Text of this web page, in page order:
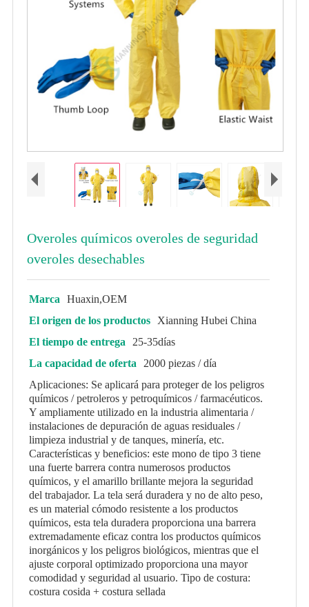
Overoles químicos overoles de seguridad
overoles desechables
Marca
Huaxin,OEM
El origen de los productos
Xianning Hubei China
El tiempo de entrega
25-35días
La capacidad de oferta
2000 piezas / día
Aplicaciones: Se aplicará para proteger de los peligros
químicos / petroleros y petroquímicos / farmacéuticos.
Y ampliamente utilizado en la industria alimentaria /
instalaciones de depuración de aguas residuales /
limpieza industrial y de tanques, minería, etc.
Características y beneficios: este mono de tipo 3 tiene
una fuerte barrera contra numerosos productos
químicos, y el amarillo brillante mejora la seguridad
del trabajador. La tela será duradera y no de alto peso,
es un material cómodo resistente a los productos
químicos, esta tela duradera proporciona una barrera
extremadamente eficaz contra los productos químicos
inorgánicos y los peligros biológicos, mientras que el
ajuste corporal optimizado proporciona una mayor
comodidad y seguridad al usuario. Tipo de costura:
costura cosida + costura sellada